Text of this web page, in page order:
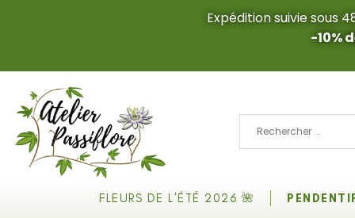
Expédition suivie sous
-10%
FLEURS DE L’ÉTÉ 2026 🌺